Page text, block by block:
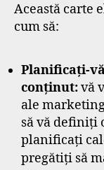
Această carte
cum să:
Planificați-
conținut:vă
ale
să vă definiți
planificați
pregătiți să